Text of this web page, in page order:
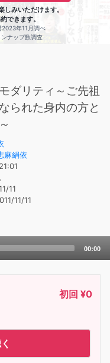
みいただけます。
できます。
2023年11月調べ
ナップ数調査
ダリティ～ご先祖
られた身内の方と
麻絹依
11
11/11
00:00
初回 ¥0